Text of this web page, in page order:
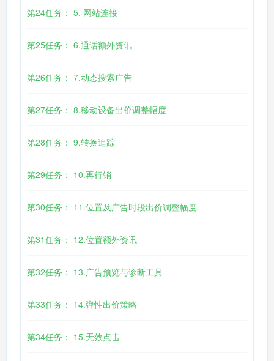
第24任务： 5. 网站连接
第25任务： 6.通话额外资讯
第26任务： 7.动态搜索广告
第27任务： 8.移动设备出价调整幅度
第28任务： 9.转换追踪
第29任务： 10.再行销
第30任务： 11.位置及广告时段出价调整幅度
第31任务： 12.位置额外资讯
第32任务： 13.广告预览与诊断工具
第33任务： 14.弹性出价策略
第34任务： 15.无效点击